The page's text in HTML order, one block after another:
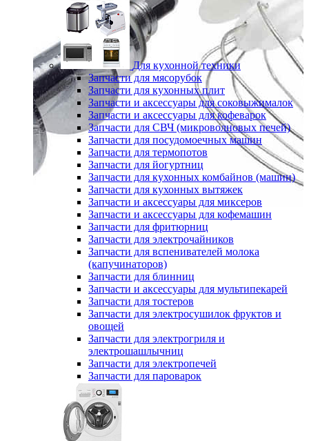
Для кухонной техники
Запчасти для мясорубок
Запчасти для кухонных плит
Запчасти и аксессуары для соковыжималок
Запчасти и аксессуары для кофеварок
Запчасти для СВЧ (микроволновых печей)
Запчасти для посудомоечных машин
Запчасти для термопотов
Запчасти для йогуртниц
Запчасти для кухонных комбайнов (машин)
Запчасти для кухонных вытяжек
Запчасти и аксессуары для миксеров
Запчасти и аксессуары для кофемашин
Запчасти для фритюрниц
Запчасти для электрочайников
Запчасти для вспенивателей молока
(капучинаторов)
Запчасти для блинниц
Запчасти и аксессуары для мультипекарей
Запчасти для тостеров
Запчасти для электросушилок фруктов и
овощей
Запчасти для электрогриля и
электрошашлычниц
Запчасти для электропечей
Запчасти для пароварок